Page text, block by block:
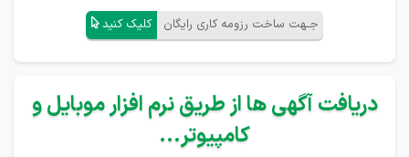
جـهت ساخت رزومه کاری رایگان کلیک کنید
دریافت آگهی ها از طریق نرم افزار موبایل و
کامپیوتر...